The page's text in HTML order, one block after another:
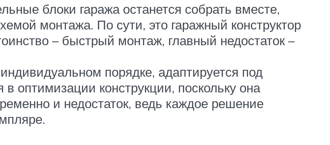
блоки гаража останется собрать вместе,
монтажа. По сути, это гаражный конструктор
– быстрый монтаж, главный недостаток –
порядке, адаптируется под
оптимизации конструкции, поскольку она
и недостаток, ведь каждое решение